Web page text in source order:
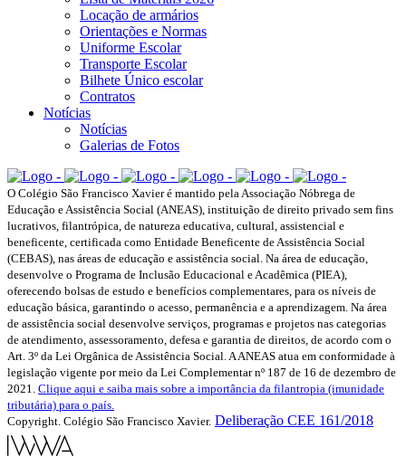
Locação de armários
Orientações e Normas
Uniforme Escolar
Transporte Escolar
Bilhete Único escolar
Contratos
Notícias
Notícias
Galerias de Fotos
O Colégio São Francisco Xavier é mantido pela Associação Nóbrega de
Educação e Assistência Social (ANEAS), instituição de direito privado sem fins
lucrativos, filantrópica, de natureza educativa, cultural, assistencial e
beneficente, certificada como Entidade Beneficente de Assistência Social
(CEBAS), nas áreas de educação e assistência social. Na área de educação,
desenvolve o Programa de Inclusão Educacional e Acadêmica (PIEA),
oferecendo bolsas de estudo e benefícios complementares, para os níveis de
educação básica, garantindo o acesso, permanência e a aprendizagem. Na área
de assistência social desenvolve serviços, programas e projetos nas categorias
de atendimento, assessoramento, defesa e garantia de direitos, de acordo com o
Art. 3º da Lei Orgânica de Assistência Social. A ANEAS atua em conformidade à
legislação vigente por meio da Lei Complementar nº 187 de 16 de dezembro de
2021. Clique aqui e saiba mais sobre a importância da filantropia (imunidade
tributária) para o país.
Copyright. Colégio São Francisco Xavier. Deliberação CEE 161/2018